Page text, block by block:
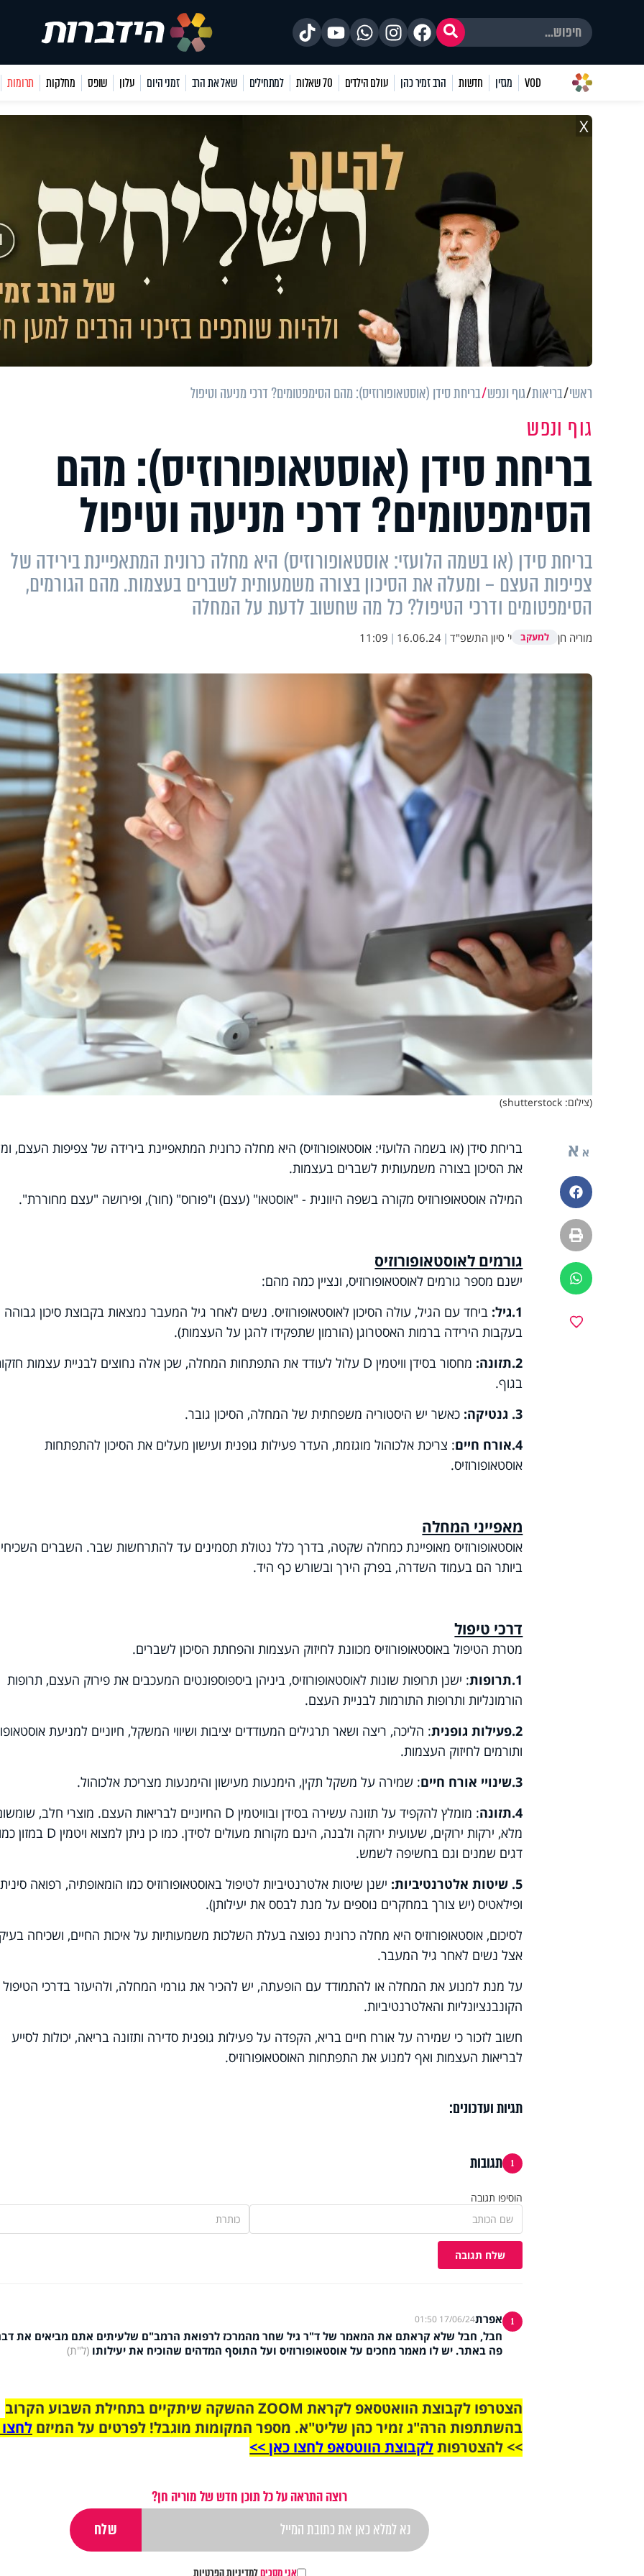
VOD מגזין חדשות הרב זמיר כהן עולם הילדים 70 שאלות למתחילים שאל את הרב זמני היום עלון שופס מחלקות תרומות
X
ראשי בריאות גוף ונפש בריחת סידן (אוסטאופורוזיס): מהם הסימפטומים? דרכי מניעה וטיפול
גוף ונפש
בריחת סידן (אוסטאופורוזיס): מהם
הסימפטומים? דרכי מניעה וטיפול
בריחת סידן (או בשמה הלועזי: אוסטאופורוזיס) היא מחלה כרונית המתאפיינת בירידה של
צפיפות העצם – ומעלה את הסיכון בצורה משמעותית לשברים בעצמות. מהם הגורמים,
הסימפטומים ודרכי הטיפול? כל מה שחשוב לדעת על המחלה
מוריה חן למעקב י' סיון התשפ"ד |
16.06.24
|
11:09
(צילום: shutterstock)
א א
פייסבוק
הדפסה
ווטסאפ
בריחת סידן (או בשמה הלועזי: אוסטאופורוזיס) היא מחלה כרונית המתאפיינת בירידה של צפיפות העצם,
את הסיכון בצורה משמעותית לשברים בעצמות.
המילה אוסטאופורוזיס מקורה בשפה היוונית - "אוסטאו" (עצם) ו"פורוס" (חור), ופירושה "עצם מחוררת".
גורמים לאוסטאופורוזיס
ישנם מספר גורמים לאוסטאופורוזיס, ונציין כמה מהם:
1. גיל: ביחד עם הגיל, עולה הסיכון לאוסטאופורוזיס. נשים לאחר גיל המעבר נמצאות בקבוצת סיכון גבוהה
בעקבות הירידה ברמות האסטרוגן (הורמון שתפקידו להגן על העצמות.(
2. תזונה: מחסור בסידן וויטמין D עלול לעודד את התפתחות המחלה, שכן אלה נחוצים לבניית עצמות
בגוף.
3. גנטיקה:
כאשר יש היסטוריה משפחתית של המחלה, הסיכון גובר.
4. אורח חיים: צריכת אלכוהול מוגזמת, העדר פעילות גופנית ועישון מעלים את הסיכון להתפתחות
אוסטאופורוזיס.
מאפייני המחלה
אוסטאופורוזיס מאופיינת כמחלה שקטה, בדרך כלל נטולת תסמינים עד להתרחשות שבר. השברים
ביותר הם בעמוד השדרה, בפרק הירך ובשורש כף היד.
דרכי טיפול
מטרת הטיפול באוסטאופורוזיס מכוונת לחיזוק העצמות והפחתת הסיכון לשברים.
1.תרופות
: ישנן תרופות שונות לאוסטאופורוזיס, ביניהן ביספוספונטים המעכבים את פירוק העצם, תרופות
הורמונליות ותרופות התורמות לבניית העצם.
2. פעילות גופנית: הליכה, ריצה ושאר תרגילים המעודדים יציבות ושיווי המשקל, חיוניים למניעת
ותורמים לחיזוק העצמות.
3. שינויי אורח חיים: שמירה על משקל תקין, הימנעות מעישון והימנעות מצריכת אלכוהול.
4. תזונה: מומלץ להקפיד על תזונה עשירה בסידן ובוויטמיןD החיוניים לבריאות העצם. מוצרי חלב,
מלא, ירקות ירוקים, שעועית ירוקה ולבנה, הינם מקורות מעולים לסידן. כמו כן ניתן למצוא ויטמין D במזון כמו
דגים שמנים וגם בחשיפה לשמש.
5. שיטות אלטרנטיביות:
ישנן שיטות אלטרנטיביות לטיפול באוסטאופורוזיס כמו הומאופתיה, רפואה סינית
ופילאטיס (יש צורך במחקרים נוספים על מנת לבסס את יעילותן).
לסיכום, אוסטאופורוזיס היא מחלה כרונית נפוצה בעלת השלכות משמעותיות על איכות החיים, ושכיחה
אצל נשים לאחר גיל המעבר.
על מנת למנוע את המחלה או להתמודד עם הופעתה, יש להכיר את גורמי המחלה, ולהיעזר בדרכי הטיפול
הקונבנציונליות והאלטרנטיביות.
חשוב לזכור כי שמירה על אורח חיים בריא, הקפדה על פעילות גופנית סדירה ותזונה בריאה, יכולות לסייע
לבריאות העצמות ואף למנוע את התפתחות האוסטאופורוזיס.
תגיות ועדכונים:
1 תגובות
הוסיפו תגובה
שלח תגובה
1 אפרת17/06/24 01:50
חבל, חבל שלא קראתם את המאמר של ד"ר גיל שחר מהמרכז לרפואת הרמב"ם שלעיתים אתם מביאים את
פה באתר. יש לו מאמר מחכים על אוסטאופורוזיס ועל התוסף המדהים שהוכיח את יעילותו (ל"ת)
הצטרפו לקבוצת הוואטסאפ לקראת ZOOM ההשקה שיתקיים בתחילת השבוע הקרוב
בהשתתפות הרה"ג זמיר כהן שליט"א. מספר המקומות מוגבל! לפרטים על המיזם
>> להצטרפותלקבוצת הווטסאפ לחצו כאן >>
רוצה התראה על כל תוכן חדש של מוריה חן?
אני מסכיםלמדיניות הפרטיות